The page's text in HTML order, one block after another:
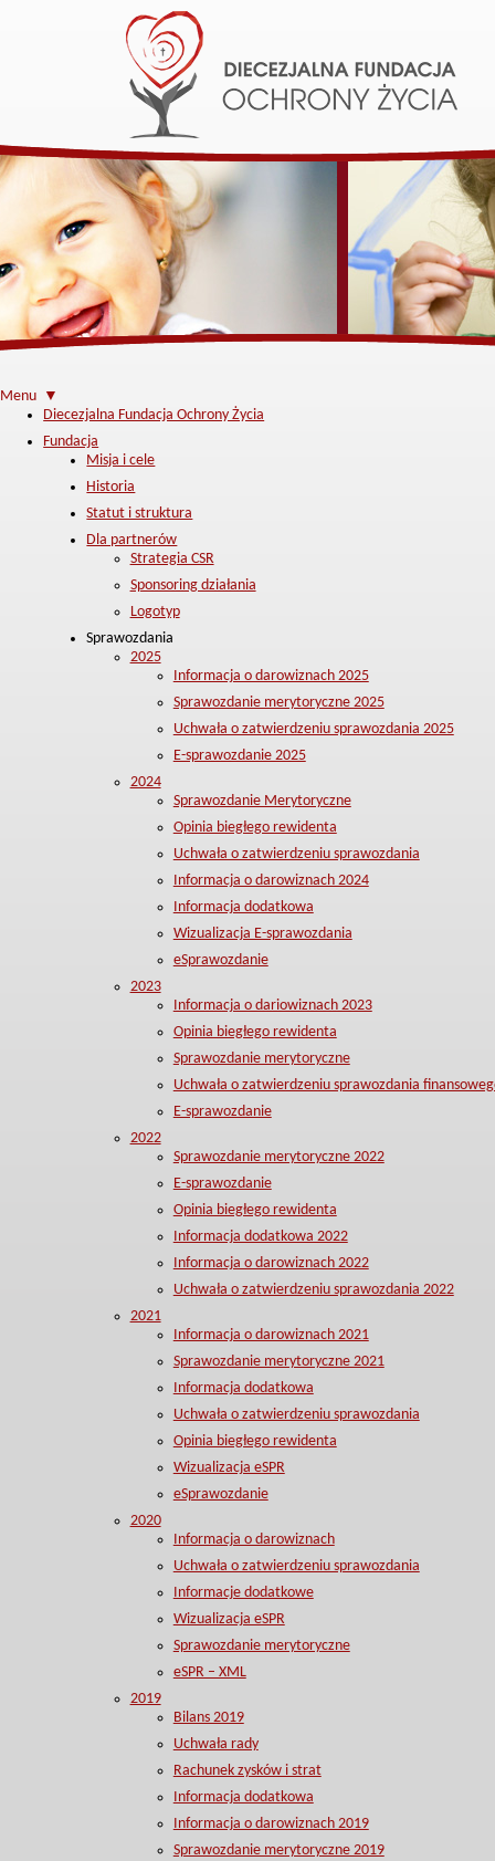
Menu ▼
Diecezjalna Fundacja Ochrony Życia
Fundacja
Misja i cele
Historia
Statut i struktura
Dla partnerów
Strategia CSR
Sponsoring działania
Logotyp
Sprawozdania
2025
Informacja o darowiznach 2025
Sprawozdanie merytoryczne 2025
Uchwała o zatwierdzeniu sprawozdania 2025
E-sprawozdanie 2025
2024
Sprawozdanie Merytoryczne
Opinia biegłego rewidenta
Uchwała o zatwierdzeniu sprawozdania
Informacja o darowiznach 2024
Informacja dodatkowa
Wizualizacja E-sprawozdania
eSprawozdanie
2023
Informacja o dariowiznach 2023
Opinia biegłego rewidenta
Sprawozdanie merytoryczne
Uchwała o zatwierdzeniu sprawozdania
E-sprawozdanie
2022
Sprawozdanie merytoryczne 2022
E-sprawozdanie
Opinia biegłego rewidenta
Informacja dodatkowa 2022
Informacja o darowiznach 2022
Uchwała o zatwierdzeniu sprawozdania 2022
2021
Informacja o darowiznach 2021
Sprawozdanie merytoryczne 2021
Informacja dodatkowa
Uchwała o zatwierdzeniu sprawozdania
Opinia biegłego rewidenta
Wizualizacja eSPR
eSprawozdanie
2020
Informacja o darowiznach
Uchwała o zatwierdzeniu sprawozdania
Informacje dodatkowe
Wizualizacja eSPR
Sprawozdanie merytoryczne
eSPR – XML
2019
Bilans 2019
Uchwała rady
Rachunek zysków i strat
Informacja dodatkowa
Informacja o darowiznach 2019
Sprawozdanie merytoryczne 2019